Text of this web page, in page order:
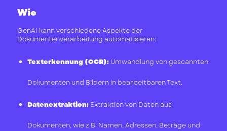
Wie
GenAI kann verschiedene Aspekte der
Dokumentenverarbeitung automatisieren:
Texterkennung (OCR): Umwandlung von gescannten
Dokumenten und Bildern in bearbeitbaren Text.
Datenextraktion: Extraktion von Daten aus
Dokumenten, wie z.B. Namen, Adressen, Beträge und